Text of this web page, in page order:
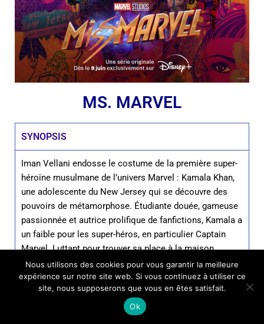
MS. MARVEL
SYNOPSIS
Iman Vellani endosse le costume de la première super-
héroïne musulmane de l’univers Marvel : Kamala Khan,
une adolescente du New Jersey qui se découvre des
pouvoirs de métamorphose. Étudiante douée, gameuse
passionnée et autrice prolifique de fanfictions, Kamala a
un faible pour les super-héros, en particulier Captain
Marvel. Luttant pour trouver sa place à la maison
comme dans son lycée, elle se voit dotée de super-
pouvoirs, comme les héros qu’elle admire tant. Mais
ces pouvoirs vont-ils lui simplifier la vie ?
Nous utilisons des cookies pour vous garantir la meilleure
expérience sur notre site web. Si vous continuez à utiliser ce
site, nous supposerons que vous en êtes satisfait.
Ok